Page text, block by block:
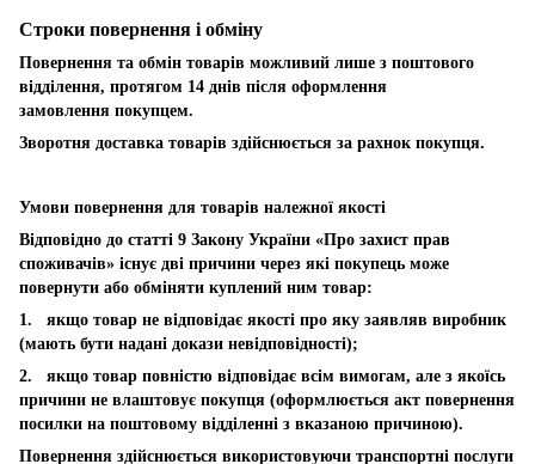
Строки повернення і обміну
Повернення та обмін товарів можливий лише з поштового
відділення, протягом 14 днів після оформлення
замовлення покупцем.
Зворотня доставка товарів здійснюється за рахнок покупця.
Умови повернення для товарів належної якості
Відповідно до статті 9 Закону України «Про захист прав
споживачів» існує дві причини через які покупець може
повернути або обміняти куплений ним товар:
1. якщо товар не відповідає якості про яку заявляв виробник
(мають бути надані докази невідповідності);
2. якщо товар повністю відповідає всім вимогам, але з якоїсь
причини не влаштовує покупця (оформлюється акт повернення
посилки на поштовому відділенні з вказаною причиною).
Повернення здійснюється використовуючи транспортні послуги